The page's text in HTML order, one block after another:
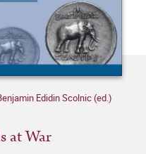
Edidin Scolnic (ed.)
at War